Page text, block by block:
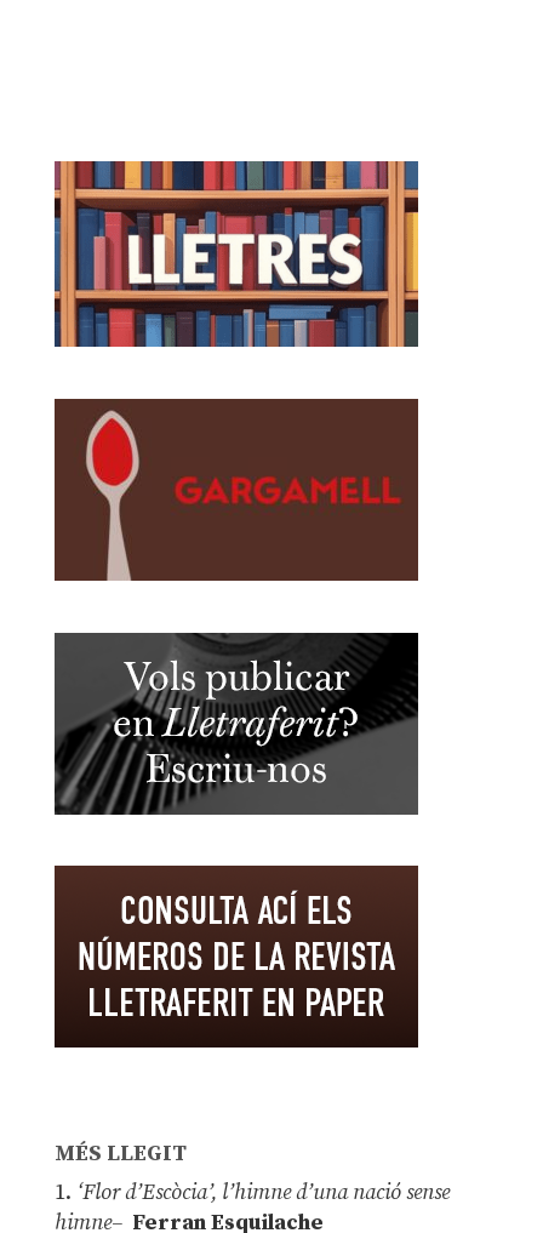
MÉS LLEGIT
1. ‘Flor d’Escòcia’, l’himne d’una nació sense
himne– Ferran Esquilache